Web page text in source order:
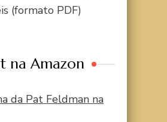
(formato PDF)
na Amazon
da Pat Feldman na